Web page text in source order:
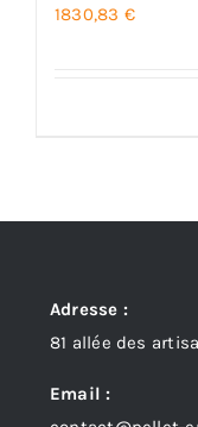
1830,83 €
Adresse :
81 allée des
Email :